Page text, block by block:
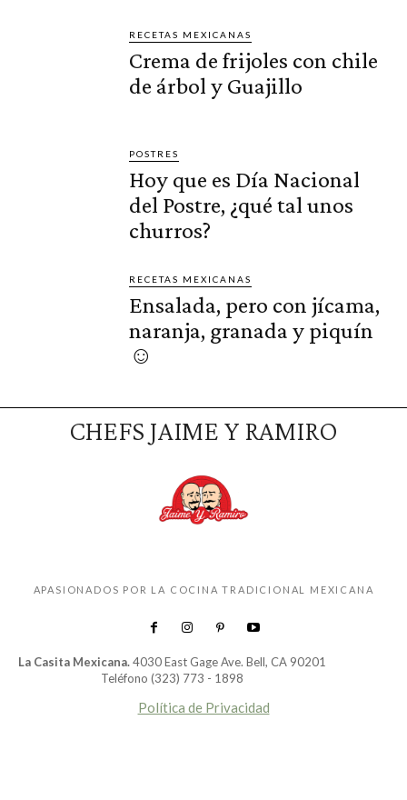
RECETAS MEXICANAS
Crema de frijoles con chile
de árbol y Guajillo
POSTRES
Hoy que es Día Nacional
del Postre, ¿qué tal unos
churros?
RECETAS MEXICANAS
Ensalada, pero con jícama,
naranja, granada y piquín
☺️
CHEFS JAIME Y RAMIRO
APASIONADOS POR LA COCINA TRADICIONAL MEXICANA
La Casita Mexicana.4030 East Gage Ave. Bell, CA 90201
Teléfono (323) 773 - 1898
Política de Privacidad